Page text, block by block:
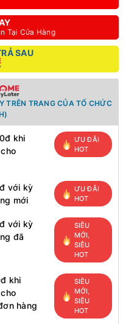
Tại Cửa Hàng
SAU
TRÊN TRANG CỦA TỔ CHỨC
khi
ƯU ĐÃI
HOT
với kỳ
mới
ƯU ĐÃI
HOT
với kỳ
đã
SIÊU
MỚI,
SIÊU
HOT
khi
hàng
SIÊU
MỚI,
SIÊU
HOT